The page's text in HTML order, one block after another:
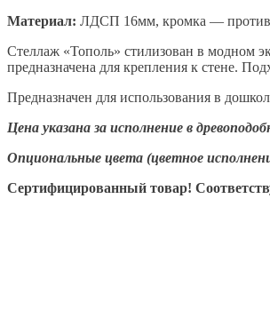
Материал: ЛДСП 16мм, кромка —
Стеллаж «Тополь» стилизован в модном
предназначена для крепления к стене.
Предназначен для использования в
Цена указана за исполнение в
Опциональные цвета (цветное
Сертифицированный товар!